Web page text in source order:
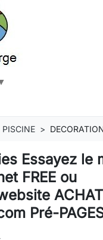
Essayez le
FREE ou
Pré-